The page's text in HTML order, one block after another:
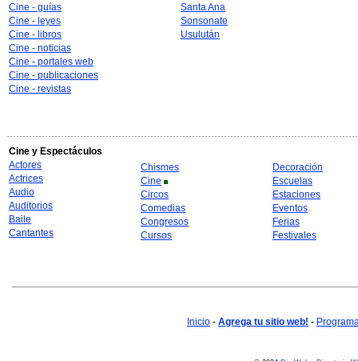
Cine - guías
Cine - leyes
Cine - libros
Cine - noticias
Cine - portales web
Cine - publicaciones
Cine - revistas
Santa Ana
Sonsonate
Usulután
Cine y Espectáculos
Actores
Actrices
Audio
Auditorios
Baile
Cantantes
Chismes
Cine
Circos
Comedias
Congresos
Cursos
Decoración
Escuelas
Estaciones
Eventos
Ferias
Festivales
Inicio - Agrega tu sitio web! -